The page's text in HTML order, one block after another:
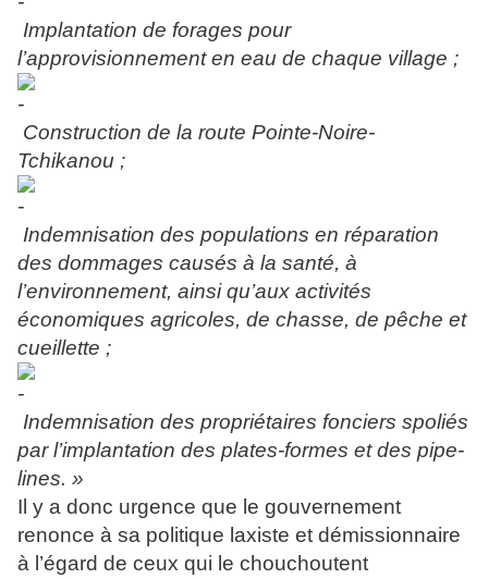
Implantation de forages pour
l’approvisionnement en eau de chaque village ;
Construction de la route Pointe-Noire-
Tchikanou ;
Indemnisation des populations en réparation
des dommages causés à la santé, à
l’environnement, ainsi qu’aux activités
économiques agricoles, de chasse, de pêche et
cueillette ;
Indemnisation des propriétaires fonciers spoliés
par l’implantation des plates-formes et des pipe-
lines. »
Il y a donc urgence que le gouvernement
renonce à sa politique laxiste et démissionnaire
à l’égard de ceux qui le chouchoutent